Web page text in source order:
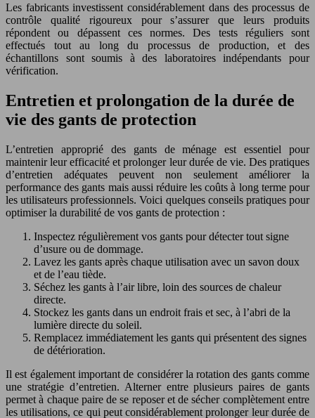
Les fabricants investissent considérablement dans des processus de
contrôle qualité rigoureux pour s’assurer que leurs produits
répondent ou dépassent ces normes. Des tests réguliers sont
effectués tout au long du processus de production, et des
échantillons sont soumis à des laboratoires indépendants pour
vérification.
Entretien et prolongation de la durée de
vie des gants de protection
L’entretien approprié des gants de ménage est essentiel pour
maintenir leur efficacité et prolonger leur durée de vie. Des pratiques
d’entretien adéquates peuvent non seulement améliorer la
performance des gants mais aussi réduire les coûts à long terme pour
les utilisateurs professionnels. Voici quelques conseils pratiques pour
optimiser la durabilité de vos gants de protection :
Inspectez régulièrement vos gants pour détecter tout signe
d’usure ou de dommage.
Lavez les gants après chaque utilisation avec un savon doux
et de l’eau tiède.
Séchez les gants à l’air libre, loin des sources de chaleur
directe.
Stockez les gants dans un endroit frais et sec, à l’abri de la
lumière directe du soleil.
Remplacez immédiatement les gants qui présentent des signes
de détérioration.
Il est également important de considérer la rotation des gants comme
une stratégie d’entretien. Alterner entre plusieurs paires de gants
permet à chaque paire de se reposer et de sécher complètement entre
les utilisations, ce qui peut considérablement prolonger leur durée de